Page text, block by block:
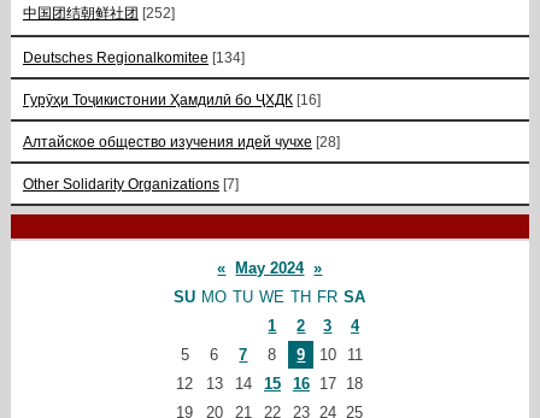
中国团结朝鲜社团 [252]
Deutsches Regionalkomitee [134]
Гурӯҳи Тоҷикистонии Ҳамдилӣ бо ҶХДК [16]
Алтайское общество изучения идей чучхе [28]
Other Solidarity Organizations [7]
« May 2024 »
SU MO TU WE TH FR SA
1
2 3
4
5
6 7 8 9 10
11
12
13 14 15 16 17
18
19
20 21 22 23 24 25